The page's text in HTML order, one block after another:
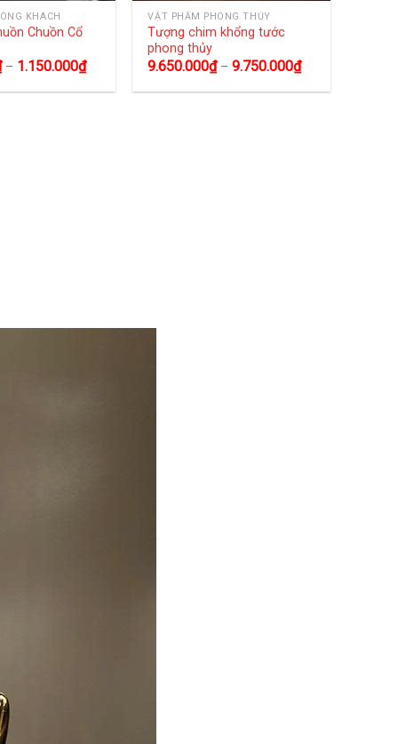
KHÁCH
Chuồn Cổ
– 1.150.000₫
VẬT PHẨM PHONG THỦY
Tượng chim khổng tước
phong thủy
9.650.000₫–9.750.000₫